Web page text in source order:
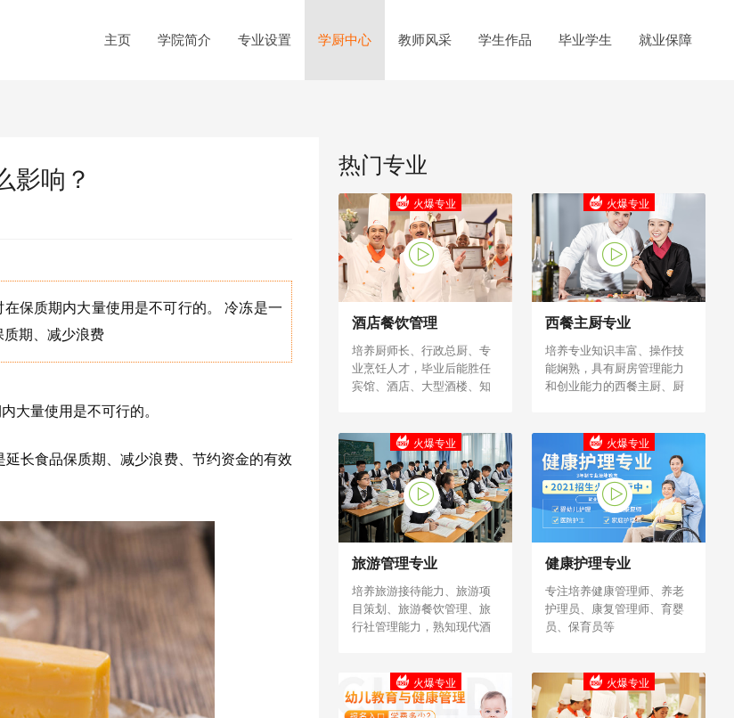
主页 学院简介 专业设置 学厨中心 教师风采 学生作品 毕业学生 就业保障
影响？
保质期内大量使用是不可行的。 冷冻是一
期、减少浪费
大量使用是不可行的。
长食品保质期、减少浪费、节约资金的有效
热门专业
火爆专业
酒店餐饮管理
培养厨师长、行政总厨、专
业烹饪人才，毕业后能胜任
宾馆、酒店、大型酒楼、知
火爆专业
西餐主厨专业
培养专业知识丰富、操作技
能娴熟，具有厨房管理能力
和创业能力的西餐主厨、厨
火爆专业
旅游管理专业
培养旅游接待能力、旅游项
目策划、旅游餐饮管理、旅
行社管理能力，熟知现代酒
火爆专业
健康护理专业
专注培养健康管理师、养老
护理员、康复管理师、育婴
员、保育员等
火爆专业 火爆专业